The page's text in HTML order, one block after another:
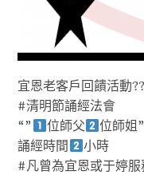
宜恩老客戶回饋活動
#清明節誦經法會
“”
位師父
位師姐
誦經時間
小時
#凡曾為宜恩或于婷